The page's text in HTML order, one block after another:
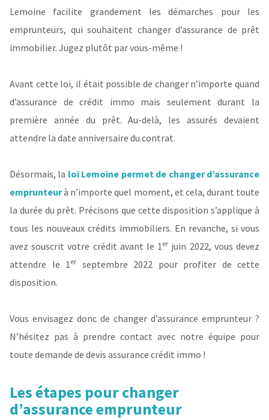
Lemoine facilite grandement les démarches pour les
emprunteurs, qui souhaitent changer d’assurance de prêt
immobilier. Jugez plutôt par vous-même !
Avant cette loi, il était possible de changer n’importe quand
d’assurance de crédit immo mais seulement durant la
première année du prêt. Au-delà, les assurés devaient
attendre la date anniversaire du contrat.
Désormais, la loi Lemoine permet de changer d’assurance
emprunteurà n’importe quel moment, et cela, durant toute
la durée du prêt. Précisons que cette disposition s’applique à
tous les nouveaux crédits immobiliers. En revanche, si vous
avez souscrit votre crédit avant le 1 er juin 2022, vous devez
attendre le 1 er
septembre 2022 pour profiter de cette
disposition.
Vous envisagez donc de changer d’assurance emprunteur ?
N’hésitez pas à prendre contact avec notre équipe pour
toute demande de devis assurance crédit immo !
Les étapes pour changer
d’assurance emprunteur